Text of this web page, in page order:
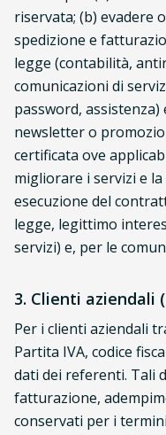
riservata; (b) evadere
spedizione e
legge (contabilità,
comunicazioni di
password,
newsletter o
certificata ove
migliorare i servizi e
esecuzione del
legge, legittimo
servizi) e, per le
3. Clienti aziendali
Per i clienti aziendali
Partita IVA, codice
dati dei referenti. Tali
fatturazione,
conservati per i